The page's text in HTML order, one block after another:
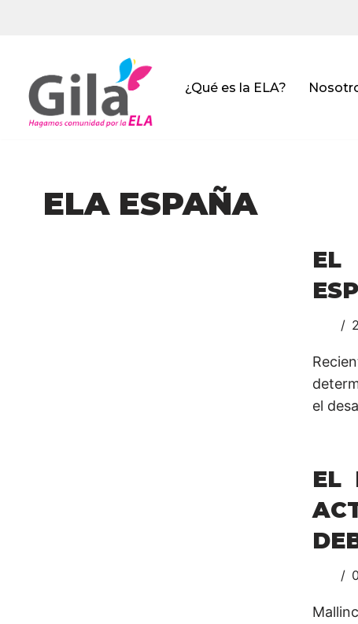
contenido
¿Qué es la ELA?
ELA ESPAÑA
EL
el
EL